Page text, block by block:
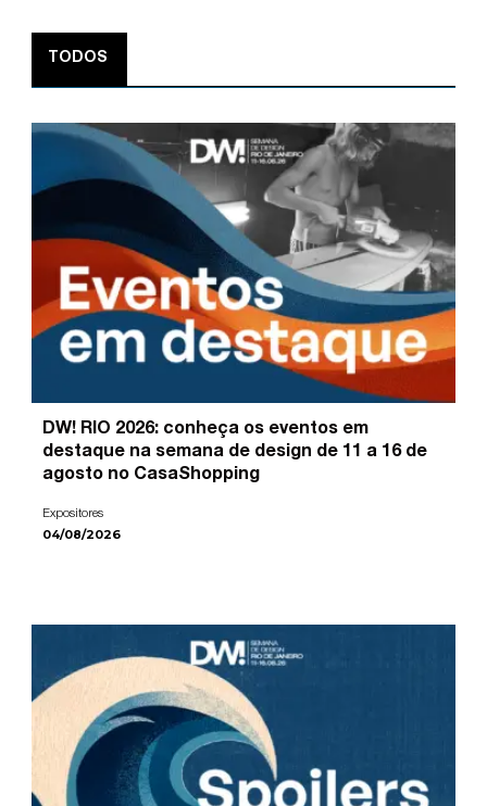
TODOS
DW! RIO 2026: conheça os eventos em
destaque na semana de design de 11 a 16 de
agosto no CasaShopping
Expositores
04/08/2026